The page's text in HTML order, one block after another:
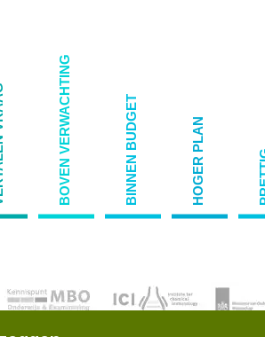
BOVEN VERWACHTING BINNEN BUDGET HOGER PLAN